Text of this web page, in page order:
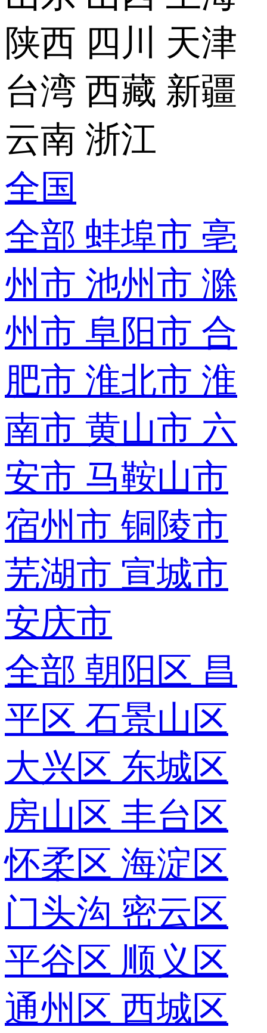
陕西 四川
天津
台湾 西藏 新疆
云南 浙江
全国
全部 蚌埠市 亳
州市 池州市 滁
州市 阜阳市 合
肥市 淮北市 淮
南市 黄山市 六
安市 马鞍山市
宿州市 铜陵市
芜湖市 宣城市
安庆市
全部 朝阳区 昌
平区 石景山区
大兴区 东城区
房山区 丰台区
怀柔区 海淀区
门头沟 密云区
平谷区 顺义区
通州区 西城区